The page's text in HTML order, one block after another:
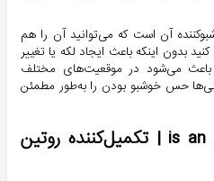
آن است که می‌توانید آن را هم
بدون اینکه باعث ایجاد لکه یا تغییر
باعث می‌شود در موقعیت‌های مختلف
حس خوشبو بودن را به‌طور مطمئن
is an | تکمیل‌کننده روتین